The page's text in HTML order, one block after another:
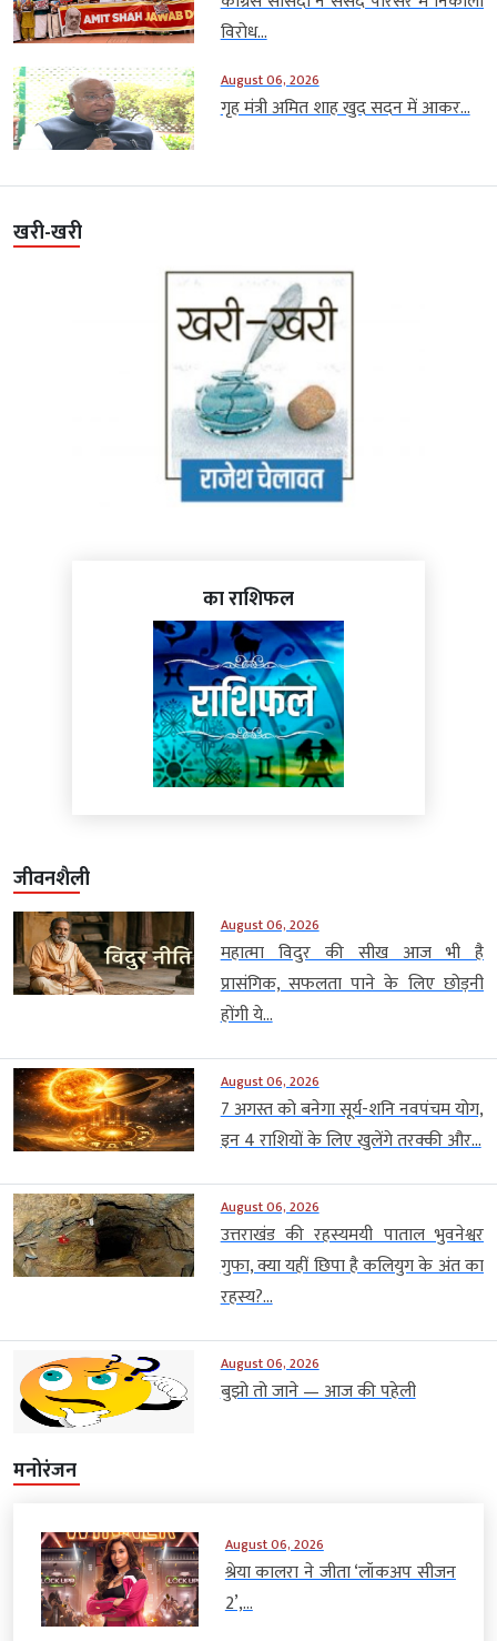
विरोध...
August 06, 2026
गृह मंत्री अमित शाह खुद सदन में आकर...
खरी-खरी
का राशिफल
जीवनशैली
August 06, 2026
महात्मा विदुर की सीख आज भी है
प्रासंगिक, सफलता पाने के लिए छोड़नी
होंगी ये...
August 06, 2026
7 अगस्त को बनेगा सूर्य-शनि नवपंचम योग,
इन 4 राशियों के लिए खुलेंगे तरक्की और...
August 06, 2026
उत्तराखंड की रहस्यमयी पाताल भुवनेश्वर
गुफा, क्या यहीं छिपा है कलियुग के अंत का
रहस्य?...
August 06, 2026
बुझो तो जाने — आज की पहेली
मनोरंजन
August 06, 2026
श्रेया कालरा ने जीता ‘लॉकअप सीजन
2’,...